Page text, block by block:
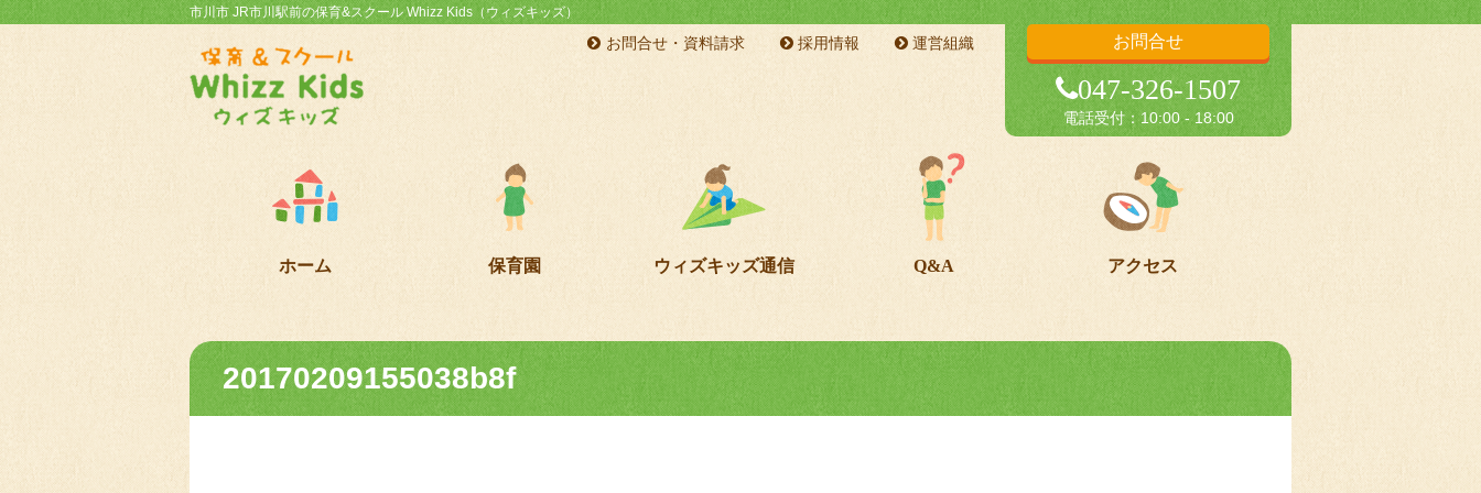
市川市 JR市川駅前の保育&スクール Whizz Kids（ウィズキッズ）
お問合せ
047-326-1507
電話受付：10:00 - 18:00
お問合せ・資料請求 採用情報 運営組織
ホーム 保育園 ウィズキッズ通信 Q&A アクセス
20170209155038b8f